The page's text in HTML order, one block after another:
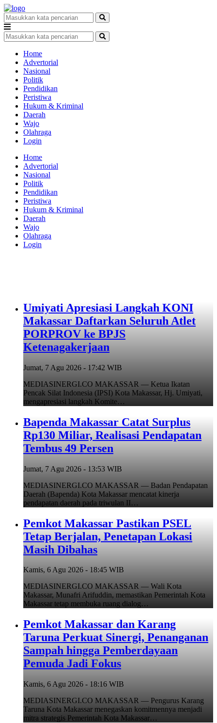
Home
Advertorial
Nasional
Politik
Pendidikan
Peristiwa
Hukum & Kriminal
Daerah
Wajo
Olahraga
Login
Home
Advertorial
Nasional
Politik
Pendidikan
Peristiwa
Hukum & Kriminal
Daerah
Wajo
Olahraga
Login
Umiyati Apresiasi Langkah KONI
Makassar Daftarkan Seluruh Atlet
PORPROV ke BPJS
Ketenagakerjaan
Jumat, 7 Agu 2026 - 17:42 WIB
MEDIASINERGI.CO MAKASSAR — Ketua Ikatan
Pencak Silat Indonesia (IPSI) Kota Makassar, Hj. Umiyati,
mengapresiasi langkah Komite…
Bapenda Makassar Catat Surplus
Rp130 Miliar, Realisasi Pendapatan
Tembus 49 Persen
Jumat, 7 Agu 2026 - 13:53 WIB
MEDIASINERGI.CO MAKASSAR — Badan Pendapatan
Daerah (Bapenda) Kota Makassar mencatat kinerja
pendapatan daerah pada triwulan II…
Pemkot Makassar Pastikan PSEL
Tetap Berjalan, Penetapan Lokasi
Masih Dibahas
Kamis, 6 Agu 2026 - 18:45 WIB
MEDIASINERGI.CO MAKASSAR — Wali Kota
Makassar, Munafri Arifuddin, memastikan Pemerintah Kota
Makassar tetap membuka ruang dialog…
Pemkot Makassar dan Karang
Taruna Perkuat Sinergi, Penanganan
Sampah hingga Pemberdayaan
Pemuda Jadi Fokus
Kamis, 6 Agu 2026 - 18:16 WIB
MEDIASINERGI.CO MAKASSAR — Pengurus Karang
Taruna Kota Makassar menegaskan komitmennya menjadi
mitra strategis Pemerintah Kota Makassar…